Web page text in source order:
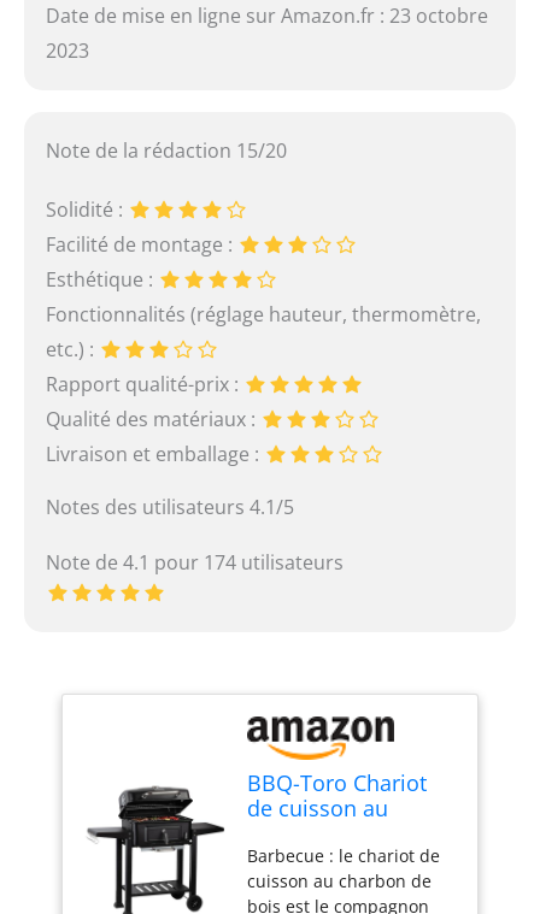
Date de mise en ligne sur Amazon.fr : 23 octobre
2023
Note de la rédaction 15/20
Solidité :
Facilité de montage :
Esthétique :
Fonctionnalités (réglage hauteur, thermomètre,
etc.) :
Rapport qualité-prix :
Qualité des matériaux :
Livraison et emballage :
Notes des utilisateurs 4.1/5
Note de 4.1 pour 174 utilisateurs
BBQ-Toro Chariot
de cuisson au
avec bac à charbon
réglable en hauteur,
Barbecue : le chariot de
cuisson au charbon de
bois est le compagnon